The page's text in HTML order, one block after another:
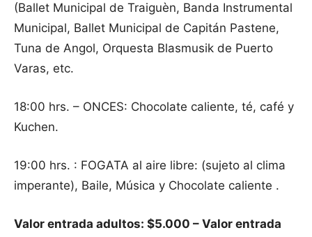
(Ballet Municipal de Traiguèn, Banda Instrumental
Municipal, Ballet Municipal de Capitán Pastene,
Tuna de Angol, Orquesta Blasmusik de Puerto
Varas, etc.
18:00 hrs. – ONCES: Chocolate caliente, té, café y
Kuchen.
19:00 hrs. : FOGATA al aire libre: (sujeto al clima
imperante), Baile, Música y Chocolate caliente .
Valor entrada adultos: $5.000 – Valor entrada